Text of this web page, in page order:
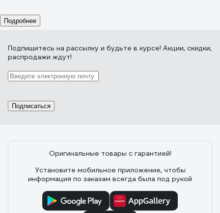
Подробнее
Подпишитесь на рассылку и будьте в курсе! Акции, скидки,
распродажи ждут!
Подписаться
Оригинальные товары с гарантией!
Установите мобильное приложение, чтобы
информация по заказам всегда была под рукой